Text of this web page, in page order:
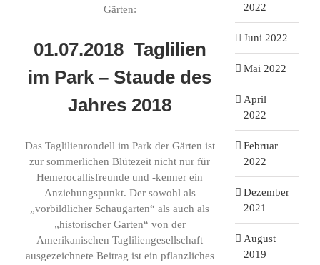
Gärten:
01.07.2018 Taglilien
im Park – Staude des
Jahres 2018
Das Taglilienrondell im Park der Gärten ist
zur sommerlichen Blütezeit nicht nur für
Hemerocallisfreunde und -kenner ein
Anziehungspunkt. Der sowohl als
„vorbildlicher Schaugarten“ als auch als
„historischer Garten“ von der
Amerikanischen Tagliliengesellschaft
ausgezeichnete Beitrag ist ein pflanzliches
2022
Juni 2022
Mai 2022
April
2022
Februar
2022
Dezember
2021
August
2019